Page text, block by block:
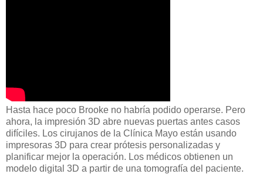
Hasta hace poco Brooke no habría podido operarse. Pero
ahora, la impresión 3D abre nuevas puertas antes casos
difíciles. Los cirujanos de la Clínica Mayo están usando
impresoras 3D para crear prótesis personalizadas y
planificar mejor la operación. Los médicos obtienen un
modelo digital 3D a partir de una tomografía del paciente.